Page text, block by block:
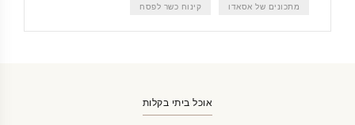
מתכונים של אסאדו קינוח כשר לפסח
אוכל ביתי בקלות